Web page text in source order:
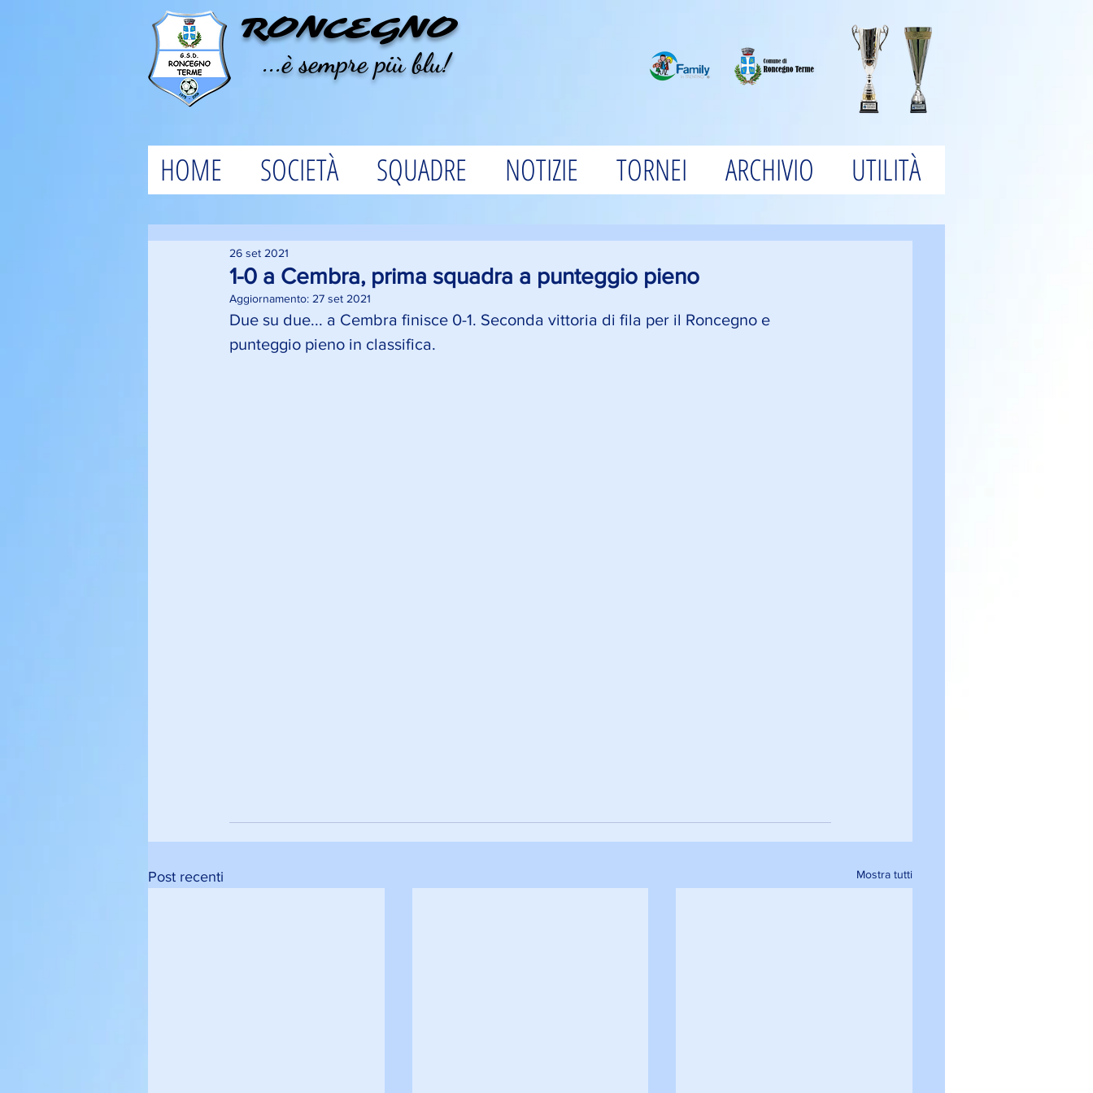
RONCEGNO
...è sempre più blu!
HOME SOCIETÀ SQUADRE NOTIZIE TORNEI ARCHIVIO UTILITÀ
1-0 a Cembra, prima squadra a punteggio pieno
26 set 2021
Aggiornamento: 27 set 2021
Due su due... a Cembra finisce 0-1. Seconda vittoria di fila per il Roncegno e
punteggio pieno in classifica.
Post recenti Mostra tutti